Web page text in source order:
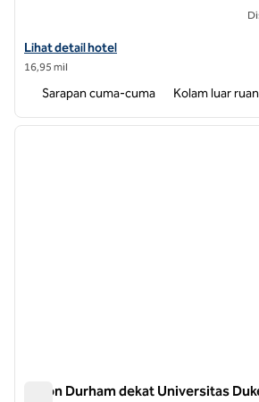
Lihat detail hotel untuk Hampton Inn &
Lihat detail hotel
16,95 mil
Sarapan cuma-cuma Kolam luar
1 dari 12
Hilton Durham dekat Universitas